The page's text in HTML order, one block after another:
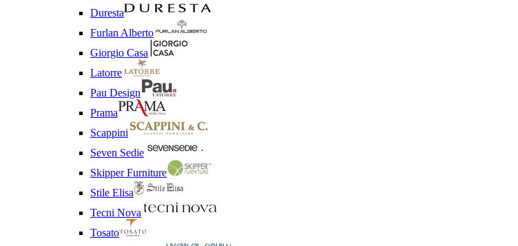
Duresta
Furlan Alberto
Giorgio Casa
Latorre
Pau Design
Prama
Scappini
Seven Sedie
Skipper Furniture
Stile Elisa
Tecni Nova
Tosato